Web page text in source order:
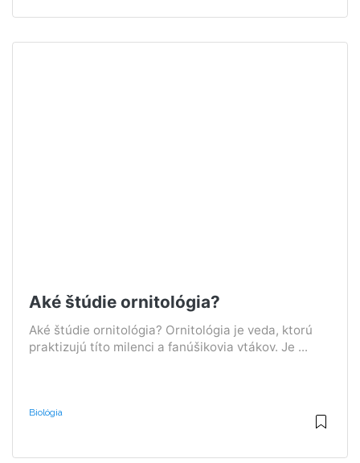
Aké štúdie ornitológia?
Aké štúdie ornitológia? Ornitológia je veda, ktorú
praktizujú títo milenci a fanúšikovia vtákov. Je ...
Biológia